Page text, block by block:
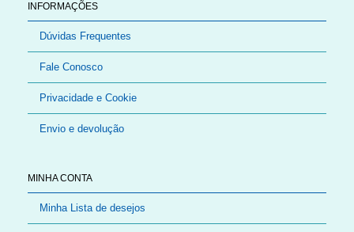
INFORMAÇÕES
Dúvidas Frequentes
Fale Conosco
Privacidade e Cookie
Envio e devolução
MINHA CONTA
Minha Lista de desejos